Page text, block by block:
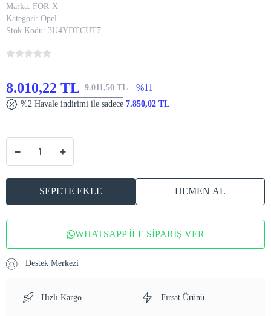
Marka: FOR-X
Kategori: Opel
Stok Kodu: 3U4YDTCUT7
8.010,22 TL 9.011,50 TL %11
%2 Havale indirimi ile sadece 7.850,02 TL
SEPETE EKLE HEMEN AL
WHATSAPP İLE SİPARİŞ VER
Destek Merkezi
Hızlı Kargo Fırsat Ürünü